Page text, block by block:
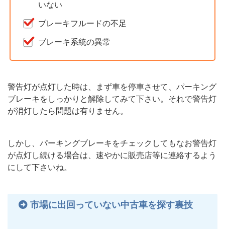
いない
ブレーキフルードの不足
ブレーキ系統の異常
警告灯が点灯した時は、まず車を停車させて、パーキング
ブレーキをしっかりと解除してみて下さい。それで警告灯
が消灯したら問題は有りません。
しかし、パーキングブレーキをチェックしてもなお警告灯
が点灯し続ける場合は、速やかに販売店等に連絡するよう
にして下さいね。
市場に出回っていない中古車を探す裏技